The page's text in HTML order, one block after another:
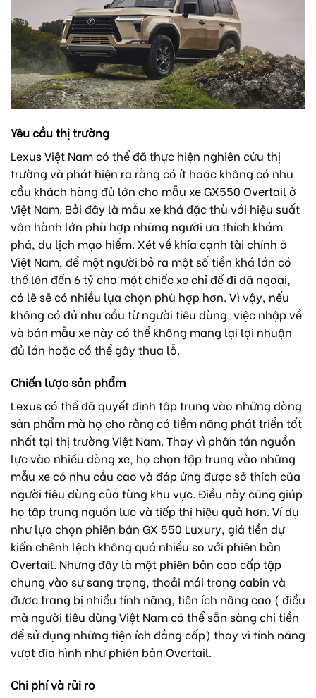
Yêu cầu thị trường
Lexus Việt Nam có thể đã thực hiện nghiên cứu thị
trường và phát hiện ra rằng có ít hoặc không có nhu
cầu khách hàng đủ lớn cho mẫu xe GX550 Overtail ở
Việt Nam. Bởi đây là mẫu xe khá đặc thù với hiệu suất
vận hành lớn phù hợp những người ưa thích khám
phá, du lịch mạo hiểm. Xét về khía cạnh tài chính ở
Việt Nam, để một người bỏ ra một số tiền khá lớn có
thể lên đến 6 tỷ cho một chiếc xe chỉ để đi dã ngoại,
có lẽ sẽ có nhiều lựa chọn phù hợp hơn. Vì vậy, nếu
không có đủ nhu cầu từ người tiêu dùng, việc nhập về
và bán mẫu xe này có thể không mang lại lợi nhuận
đủ lớn hoặc có thể gây thua lỗ.
Chiến lược sản phẩm
Lexus có thể đã quyết định tập trung vào những dòng
sản phẩm mà họ cho rằng có tiềm năng phát triển tốt
nhất tại thị trường Việt Nam. Thay vì phân tán nguồn
lực vào nhiều dòng xe, họ chọn tập trung vào những
mẫu xe có nhu cầu cao và đáp ứng được sở thích của
người tiêu dùng của từng khu vực. Điều này cũng giúp
họ tập trung nguồn lực và tiếp thị hiệu quả hơn. Ví dụ
như lựa chọn phiên bản GX 550 Luxury, giá tiền dự
kiến chênh lệch không quá nhiều so với phiên bản
Overtail. Nhưng đây là một phiên bản cao cấp tập
chung vào sự sang trọng, thoải mái trong cabin và
được trang bị nhiều tính năng, tiện ích nâng cao ( điều
mà người tiêu dùng Việt Nam có thể sẵn sàng chi tiền
để sử dụng những tiện ích đẳng cấp) thay vì tính năng
vượt địa hình như phiên bản Overtail.
Chi phí và rủi ro